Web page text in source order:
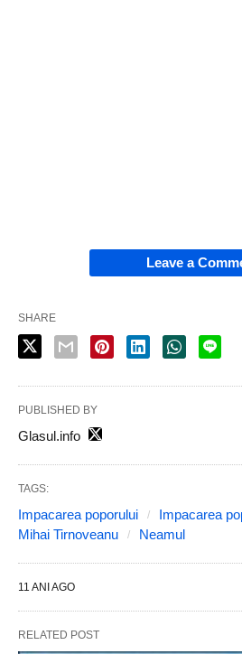
Leave a
SHARE
PUBLISHED BY
Glasul.info
TAGS:
Impacarea poporului
Impacarea
Mihai Tirnoveanu
Neamul
11 ANI AGO
RELATED POST